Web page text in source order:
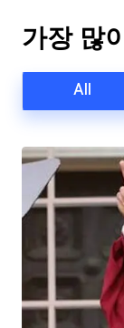
가장 많
All